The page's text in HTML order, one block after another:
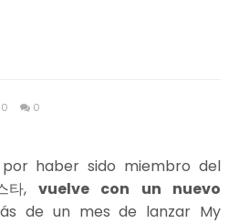
0
haber sido miembro del
타, vuelve con un nuevo
de un mes de lanzar My